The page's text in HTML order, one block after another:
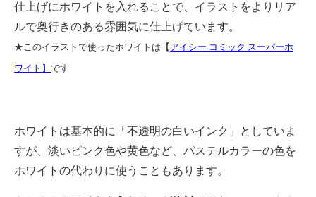
仕上げにホワイトを入れることで、イラストをよりリア
ルで奥行きのある雰囲気に仕上げています。
★このイラストで使ったホワイトは【 アイシー コミック スーパーホ
ワイト】 です
ホワイトは基本的に「不透明の白いインク」としていま
すが、淡いピンク色や黄色など、パステルカラーの色を
ホワイトの代わりに使うこともあります。